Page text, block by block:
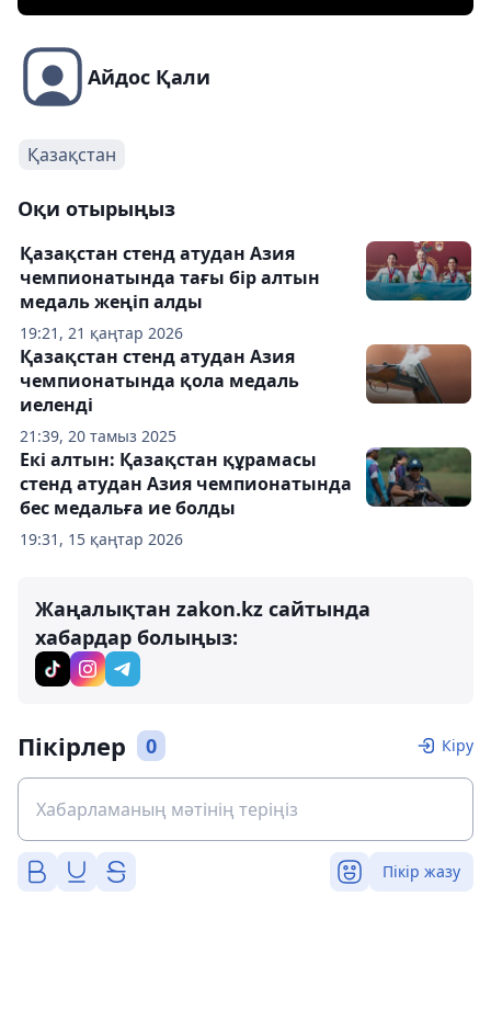
Айдос Қали
Қазақстан
Оқи отырыңыз
19:21, 21 қаңтар 2026
Қазақстан стенд атудан Азия
чемпионатында тағы бір алтын
медаль жеңіп алды
21:39, 20 тамыз 2025
Қазақстан стенд атудан Азия
чемпионатында қола медаль
иеленді
19:31, 15 қаңтар 2026
Екі алтын: Қазақстан құрамасы
стенд атудан Азия чемпионатында
бес медальға ие болды
Жаңалықтан zakon.kz сайтында
хабардар болыңыз:
Пікірлер 0 Кіру
Пікір жазу